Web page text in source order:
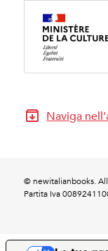
Naviga
© newitalianbooks.
Partita Iva